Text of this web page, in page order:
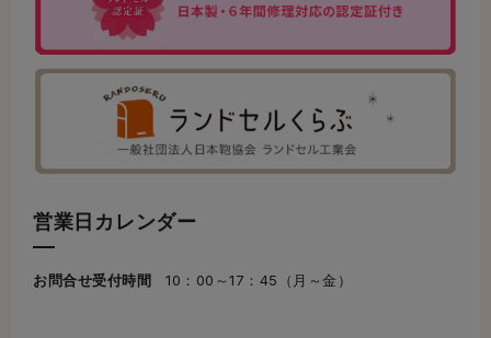
営業日カレンダー
お問合せ受付時間 10：00～17：45（月～金）